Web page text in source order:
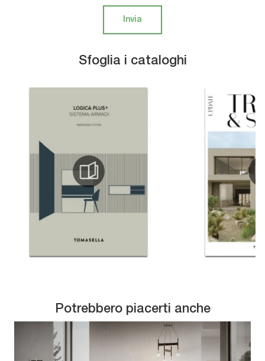
Sfoglia i cataloghi
Invia
Potrebbero piacerti anche